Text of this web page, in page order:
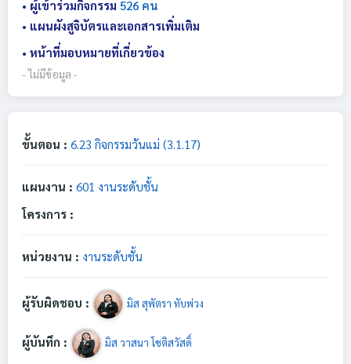
• ผู้เข้าร่วมกิจกรรม 526 คน
• แผนผังสูจิบัตรและเอกสารเพิ่มเติม
• หน้าที่มอบหมายที่เกี่ยวข้อง
- ไม่มีข้อมูล -
ขั้นตอน : 6.23 กิจกรรมวันแม่ (3.1.17)
แผนงาน : 601 งานระดับชั้น
โครงการ :
หน่วยงาน : งานระดับชั้น
ผู้รับผิดชอบ : มิส สุพัตรา ทับพ่วง
ผู้บันทึก : มิส วาสนา โชติสวัสดิ์